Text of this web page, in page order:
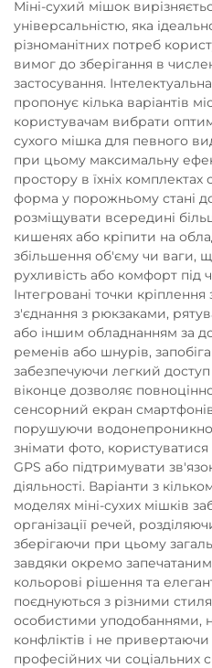
Міні-сухий мішок
універсальністю, яка
різноманітних потреб
вимог до зберігання в
застосування.
пропонує кілька варіантів
користувачам вибрати
сухого мішка для певного
при цьому максимальну
простору в їхніх
форма у порожньому стані
розміщувати всередині
кишенях або кріпити на
збільшення об'єму чи ваги,
рухливість або комфорт під
Інтегровані точки
з'єднання з рюкзаками,
або іншим обладнанням за
ременів або шнурів,
забезпечуючи легкий
віконце дозволяє
сенсорний екран
порушуючи
знімати фото,
GPS або підтримувати
діяльності. Варіанти з
моделях міні-сухих мішків
організації речей,
зберігаючи при цьому
завдяки окремо
кольорові рішення та
поєднуються з різними
особистими уподобаннями,
конфліктів і не привертаючи
професійних чи соціальних